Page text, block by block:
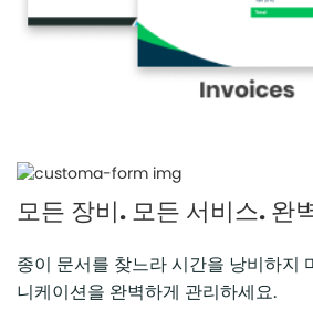
모든 장비. 모든 서비스. 완
종이 문서를 찾느라 시간을 낭비하지
니케이션을 완벽하게 관리하세요.